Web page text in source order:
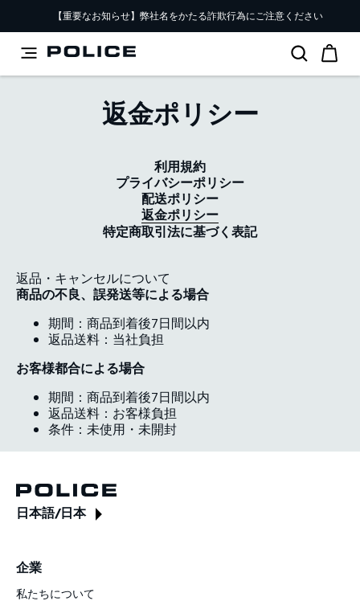
【重要なお知らせ】弊社名をかたる詐欺行為にご注意ください
返金ポリシー
利用規約
プライバシーポリシー
配送ポリシー
返金ポリシー
特定商取引法に基づく表記
返品・キャンセルについて
商品の不良、誤発送等による場合
期間：商品到着後7日間以内
返品送料：当社負担
お客様都合による場合
期間：商品到着後7日間以内
返品送料：お客様負担
条件：未使用・未開封
日本語/日本
企業
私たちについて